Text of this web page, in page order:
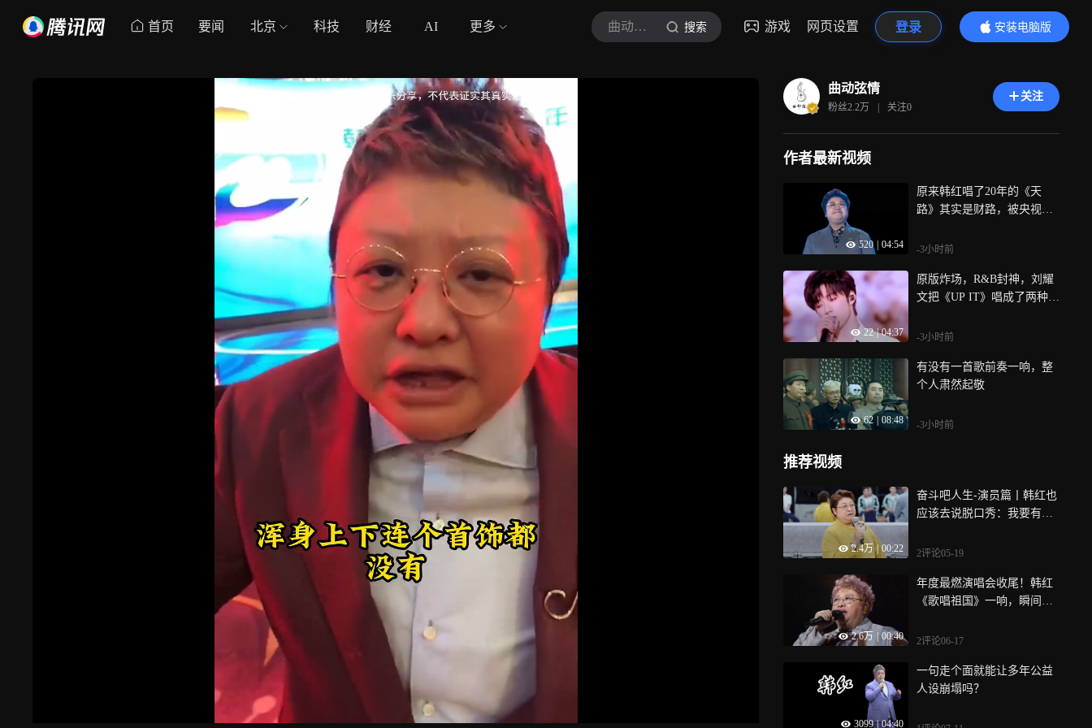
首页 要闻 北京 科技 财经 AI 更多 曲动弦情 搜索 游戏 网页设置 登录
安装电脑版
内容更精彩
曲动弦情
粉丝2.2万 | 关注0
关注
作者最新视频
520 04:54
原来韩红唱了20年的《天
路》其实是财路，被央视这
-3小时前
22 | 04:37
原版炸场，R&B封神，刘耀
文把《UP IT》唱成了两种天
-3小时前
62 08:48
有没有一首歌前奏一响，整
个人肃然起敬
-3小时前
推荐视频
2.4万 00:22
奋斗吧人生-演员篇丨韩红也
应该去说脱口秀：我要有你
2评论05-19
2.6万 00:40
年度最燃演唱会收尾！韩红
《歌唱祖国》一响，瞬间读
2评论06-17
3099 | 04:40
一句走个面就能让多年公益
人设崩塌吗？